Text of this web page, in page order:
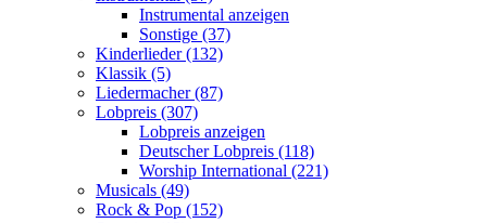
Instrumental anzeigen
Sonstige (37)
Kinderlieder (132)
Klassik (5)
Liedermacher (87)
Lobpreis (307)
Lobpreis anzeigen
Deutscher Lobpreis (118)
Worship International (221)
Musicals (49)
Rock & Pop (152)